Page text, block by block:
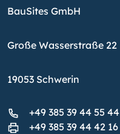
BauSites GmbH
Große Wasserstraße 22
19053 Schwerin
+49 385 39 44 55 44
+49 385 39 44 42 16